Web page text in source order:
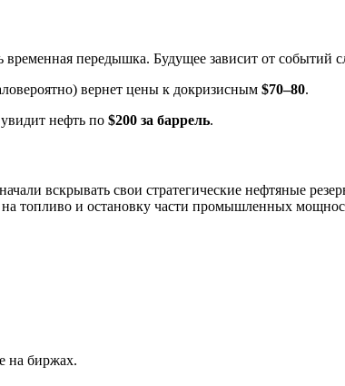
передышка. Будущее зависит от событий
вернет цены к докризисным $70–80.
нефть по $200 за баррель.
вскрывать свои стратегические нефтяные
топливо и остановку части промышленных